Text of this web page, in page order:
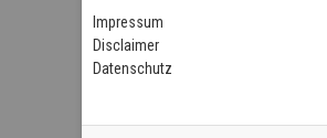
FSZHofheim
auf
Facebook
anzeigen
FSZHOH
auf
Twitter
anzeigenanzeigen
Impressum
Disclaimer
Datenschutz